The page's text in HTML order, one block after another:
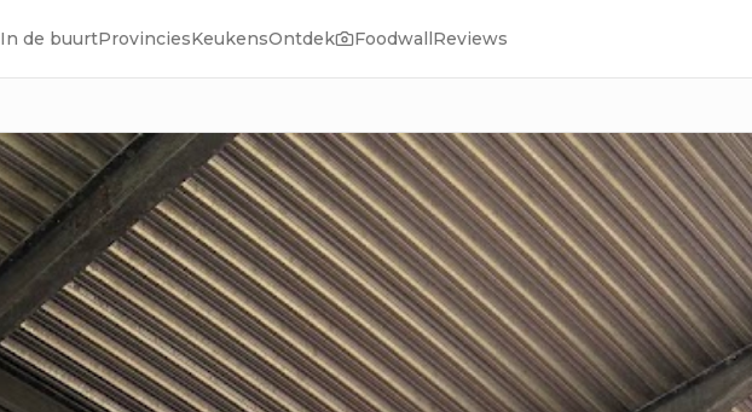
In de buurtProvinciesKeukensOntdek FoodwallReviews